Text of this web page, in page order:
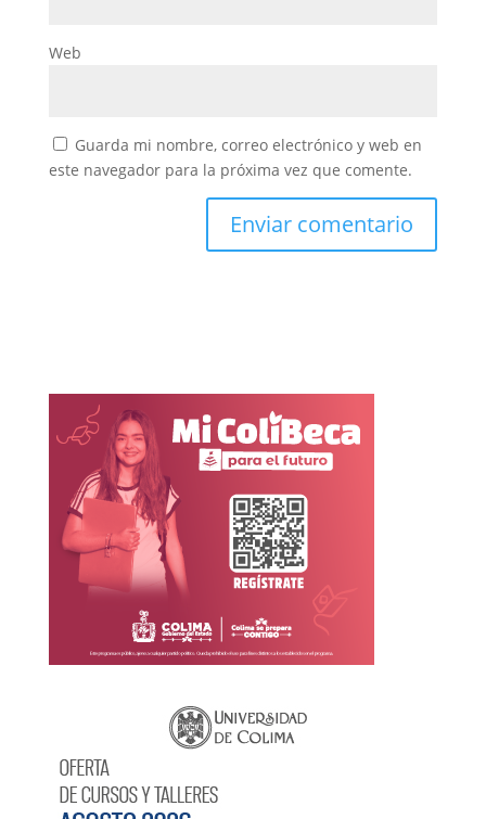
Web
Guarda mi nombre, correo electrónico y web en
este navegador para la próxima vez que comente.